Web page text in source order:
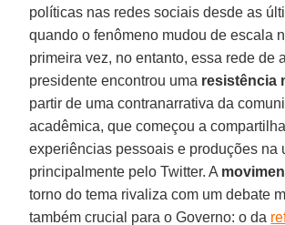
políticas nas redes sociais desde as
quando o fenômeno mudou de escala
primeira vez, no entanto, essa rede de
presidente encontrou uma resistência
partir de uma contranarrativa da
acadêmica, que começou a
experiências pessoais e produções na
principalmente pelo Twitter. A
torno do tema rivaliza com um debate
também crucial para o Governo: o da